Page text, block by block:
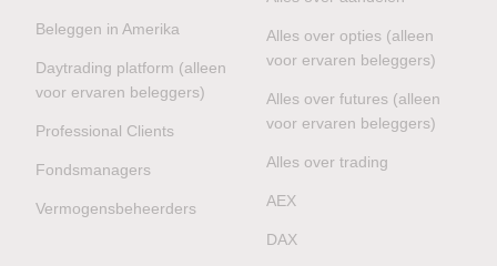
Beleggen in Amerika
Daytrading platform (alleen
voor ervaren beleggers)
Professional Clients
Fondsmanagers
Vermogensbeheerders
Alles over opties (alleen
voor ervaren beleggers)
Alles over futures (alleen
voor ervaren beleggers)
Alles over trading
AEX
DAX